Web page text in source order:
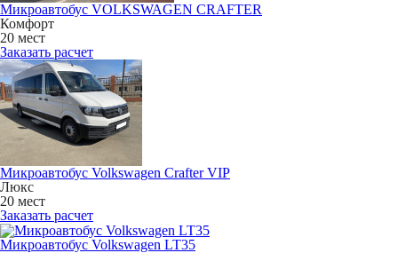
Микроавтобус VOLKSWAGEN CRAFTER
Комфорт
20 мест
Заказать расчет
Микроавтобус Volkswagen Crafter VIP
Люкс
20 мест
Заказать расчет
Микроавтобус Volkswagen LT35